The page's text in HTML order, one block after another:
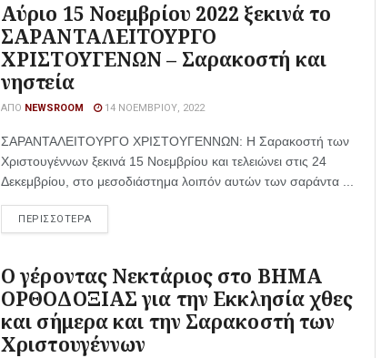
Αύριο 15 Νοεμβρίου 2022 ξεκινά το
ΣΑΡΑΝΤΑΛΕΙΤΟΥΡΓΟ
ΧΡΙΣΤΟΥΓΕΝΩΝ – Σαρακοστή και
νηστεία
ΑΠΌ NEWSROOM 14 ΝΟΕΜΒΡΊΟΥ, 2022
ΣΑΡΑΝΤΑΛΕΙΤΟΥΡΓΟ ΧΡΙΣΤΟΥΓΕΝΝΩΝ: Η Σαρακοστή των
Χριστουγέννων ξεκινά 15 Νοεμβρίου και τελειώνει στις 24
Δεκεμβρίου, στο μεσοδιάστημα λοιπόν αυτών των σαράντα ...
ΠΕΡΙΣΣΟΤΕΡΑ
Ο γέροντας Νεκτάριος στο ΒΗΜΑ
ΟΡΘΟΔΟΞΙΑΣ για την Εκκλησία χθες
και σήμερα και την Σαρακοστή των
Χριστουγέννων